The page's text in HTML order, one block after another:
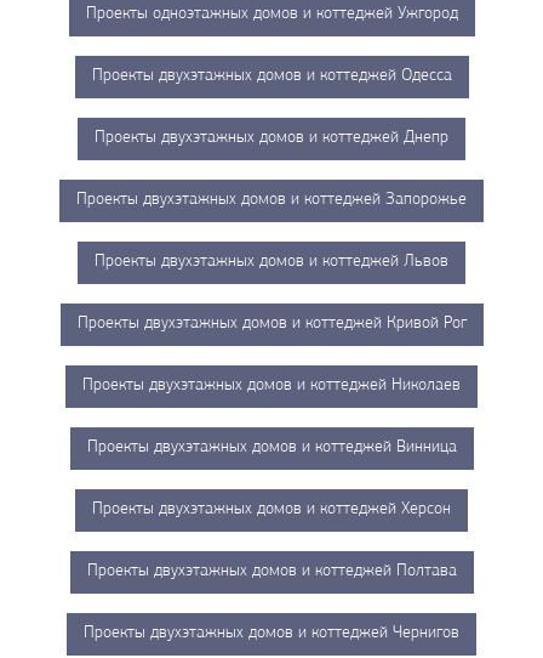
Проекты одноэтажных домов и коттеджей Ужгород
Проекты двухэтажных домов и коттеджей Одесса
Проекты двухэтажных домов и коттеджей Днепр
Проекты двухэтажных домов и коттеджей Запорожье
Проекты двухэтажных домов и коттеджей Львов
Проекты двухэтажных домов и коттеджей Кривой Рог
Проекты двухэтажных домов и коттеджей Николаев
Проекты двухэтажных домов и коттеджей Винница
Проекты двухэтажных домов и коттеджей Херсон
Проекты двухэтажных домов и коттеджей Полтава
Проекты двухэтажных домов и коттеджей Чернигов